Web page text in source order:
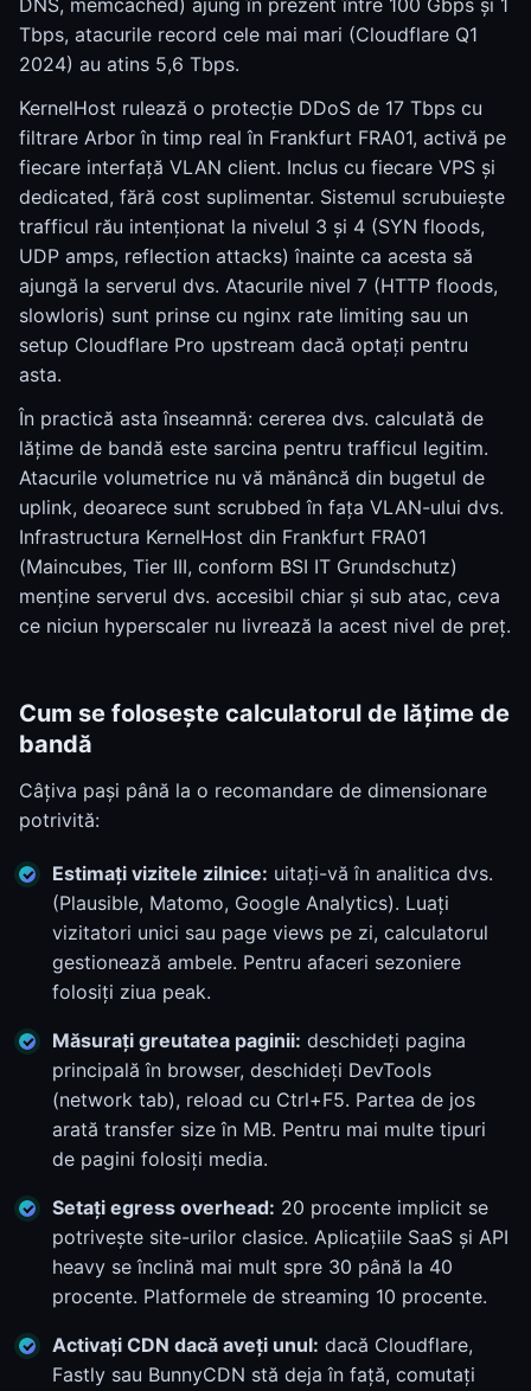
DNS, memcached) ajung în prezent între 100 Gbps și 1
Tbps, atacurile record cele mai mari (Cloudflare Q1
2024) au atins 5,6 Tbps.
KernelHost rulează o protecție DDoS de 17 Tbps cu
filtrare Arbor în timp real în Frankfurt FRA01, activă pe
fiecare interfață VLAN client. Inclus cu fiecare VPS și
dedicated, fără cost suplimentar. Sistemul scrubuiește
trafficul rău intenționat la nivelul 3 și 4 (SYN floods,
UDP amps, reflection attacks) înainte ca acesta să
ajungă la serverul dvs. Atacurile nivel 7 (HTTP floods,
slowloris) sunt prinse cu nginx rate limiting sau un
setup Cloudflare Pro upstream dacă optați pentru
asta.
În practică asta înseamnă: cererea dvs. calculată de
lățime de bandă este sarcina pentru trafficul legitim.
Atacurile volumetrice nu vă mănâncă din bugetul de
uplink, deoarece sunt scrubbed în fața VLAN-ului dvs.
Infrastructura KernelHost din Frankfurt FRA01
(Maincubes, Tier III, conform BSI IT Grundschutz)
menține serverul dvs. accesibil chiar și sub atac, ceva
ce niciun hyperscaler nu livrează la acest nivel de preț.
Cum se folosește calculatorul de lățime de
bandă
Câțiva pași până la o recomandare de dimensionare
potrivită:
Estimați vizitele zilnice: uitați-vă în analitica dvs.
(Plausible, Matomo, Google Analytics). Luați
vizitatori unici sau page views pe zi, calculatorul
gestionează ambele. Pentru afaceri sezoniere
folosiți ziua peak.
Măsurați greutatea paginii: deschideți pagina
principală în browser, deschideți DevTools
(network tab), reload cu Ctrl+F5. Partea de jos
arată transfer size în MB. Pentru mai multe tipuri
de pagini folosiți media.
Setați egress overhead: 20 procente implicit se
potrivește site-urilor clasice. Aplicațiile SaaS și API
heavy se înclină mai mult spre 30 până la 40
procente. Platformele de streaming 10 procente.
Activați CDN dacă aveți unul: dacă Cloudflare,
Fastly sau BunnyCDN stă deja în față, comutați